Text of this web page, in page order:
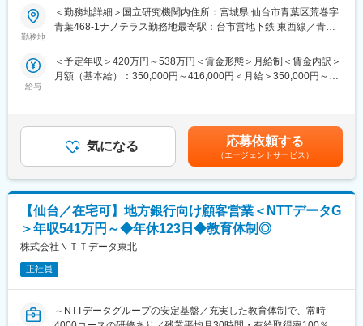
・システム開発/構築の上流から下流まで、幅広い経験を積むこと
ができるチャンスが与えられます。
■魅力
・自分でコントロール可能な小規模のシステムから多くのメンバ
・従来から構築してきている業務システム開発から、AIやビック
データ解析などの日立の最新テクノロジーを活用したDX関連のソ
リューションの実現など、あらゆるビジネスシーンにチャレンジ
■働き方
・支社、顧客先のプロジェクトルームでの勤務を中心に、在宅勤
務も可能です。
・東北拠点の人数規模は約25名です。年齢層は20代から50代まで
と幅広く子育て世代も活躍しています。
変更の範囲：会社の定める業務
・大学・研究機関へ研究成果をハード／ソフトウェアの形で提供
・各種実験用の制御、データ収集、可視化、解析などのソフトウ
リケーションを開発しています。
・また、お客様との定期打ち合わせやソフトウェアの更新などの
業務にも対応していただきます。お客様と直接対話する機会に恵
まれておりますので、初級者でも実践の中で学んでいける環境で
す。
■働く環境
・ワークライフバランスに優れ、仕事とプライベートのメリハリ
があります。土日祝休み、年間休日127日、残業時間は少なめと
なりますので、長期に亘り無理なく勤務できる環境です。
技術、工業技術は他国に誇れる資源であり、これらを支える研究
勤務地
＜勤務地詳細＞国立研究機関内住所：宮城県 仙台市青葉区荒巻字
青葉468-1ナノテラス勤務地最寄駅：台市営地下鉄 東西線／青葉
業所
給与
＜予定年収＞420万円～538万円＜賃金形態＞月給制＜賃金内訳＞
月額（基本給）：350,000円～416,000円＜月給＞350,000円～
気になる 応募依頼する
（エージェントサービス）
【仙台／在宅可】地方銀行向け顧客営業＜NTTデータG
＞年収541万円～◆年休123日◆教育体制◎
株式会社ＮＴＴデータ東北
正社員
～NTTデータグループの安定基盤／充実した教育体制で、常時